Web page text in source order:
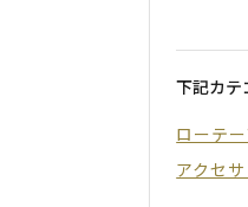
下記カテ
ローテ
アクセ